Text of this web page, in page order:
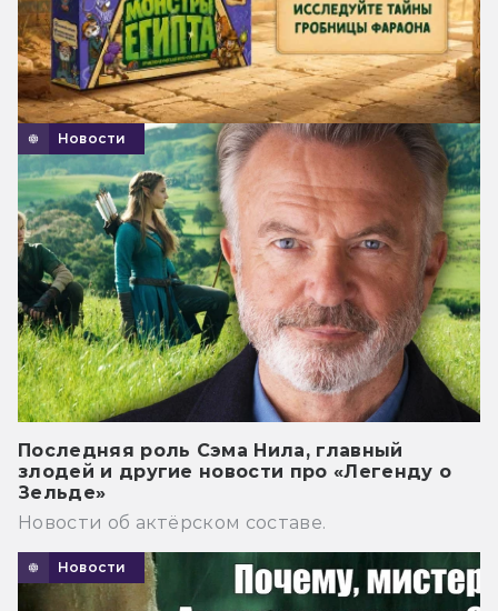
Новости
Последняя роль Сэма Нила, главный
злодей и другие новости про «Легенду о
Зельде»
Новости об актёрском составе.
Новости